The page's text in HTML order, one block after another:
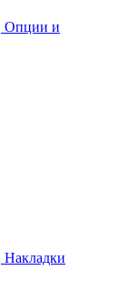
Опции и
Накладки